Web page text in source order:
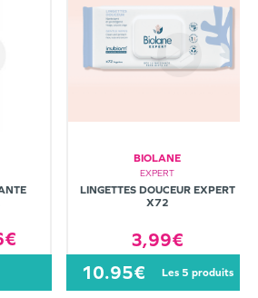
BIOLANE
EXPERT
LINGETTES DOUCEUR EXPERT
X72
3,99€
10.95€ les 5 produits